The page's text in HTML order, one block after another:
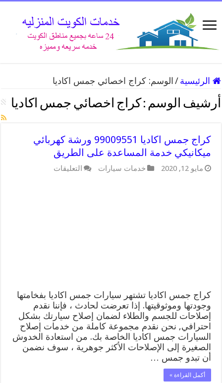
الرئيسية / الوسم:كراج اخصائي جمس اكاديا
أرشيف الوسم : كراج اخصائي جمس اكاديا
كراج جمس اكاديا 99009551 ورشة كهربائي
ميكانيكي خدمة المساعدة على الطريق
مايو 12, 2020 خدمات سيارات التعليقات
كراج جمس اكاديا تشتهر سيارات جمس اكاديا بفخامتها
وجودتها وموثوقيتها. إذا تعرضت لحادث ، فإننا نقدم
إصلاحات للجسم والطلاء لضمان إصلاح سيارتك بشكل
احترافي, نحن نقدم مجموعة كاملة من خدمات إصلاح
السيارات جمس اكاديا الخاصة بك. من استعادة الخدوش
الصغيرة إلى الإصلاحات الأكثر جوهرية ، سوف نضمن
أن تبدو جمس …
أكمل القراءة »